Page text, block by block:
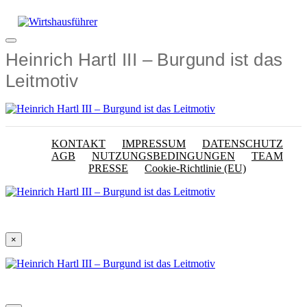
Inhalt
Menü
Heinrich Hartl III – Burgund ist das
Leitmotiv
KONTAKT IMPRESSUM
DATENSCHUTZ
AGB
NUTZUNGSBEDINGUNGEN
TEAM
PRESSE
Cookie-Richtlinie (EU)
×